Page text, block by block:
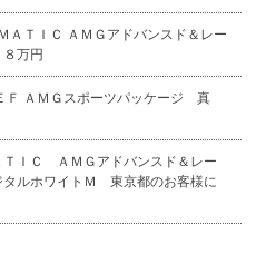
ＡＴＩＣ ＡＭＧアドバンスド＆レー
万円
Ｆ ＡＭＧスポーツパッケージ 真
ＩＣ ＡＭＧアドバンスド＆レー
ルホワイトＭ 東京都のお客様に